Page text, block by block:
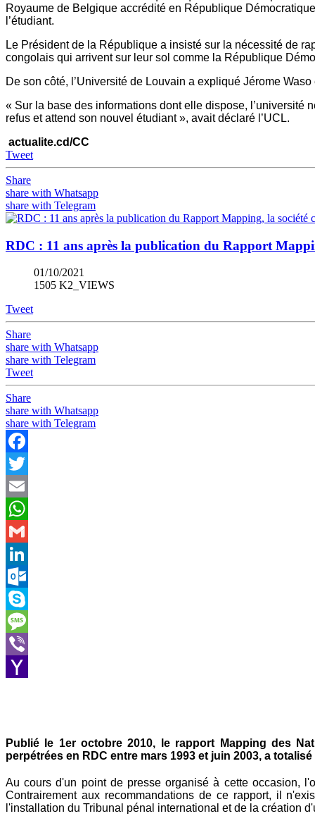
Royaume de Belgique accrédité en République
l’étudiant.
Le Président de la République a insisté sur la nécessité de
congolais qui arrivent sur leur sol comme la République
De son côté, l’Université de Louvain a expliqué Jérome Waso
« Sur la base des informations dont elle dispose, l’université
refus et attend son nouvel étudiant », avait déclaré l’UCL.
actualite.cd/CC
Tweet
Share
share with Whatsapp
share with Telegram
RDC : 11 ans après la publication du Rapport
01/10/2021
1505 K2_VIEWS
Tweet
Share
share with Whatsapp
share with Telegram
Tweet
Share
share with Whatsapp
share with Telegram
Facebook
Twitter
Email
WhatsApp
Gmail
LinkedIn
Outlook.com
Skype
Message
Viber
Publié le 1er octobre 2010, le rapport Mapping des
perpétrées en RDC entre mars 1993 et juin 2003, a
Au cours d'un point de presse organisé à cette occasion,
Contrairement aux recommandations de ce rapport, il
l'installation du Tribunal pénal international et de la création